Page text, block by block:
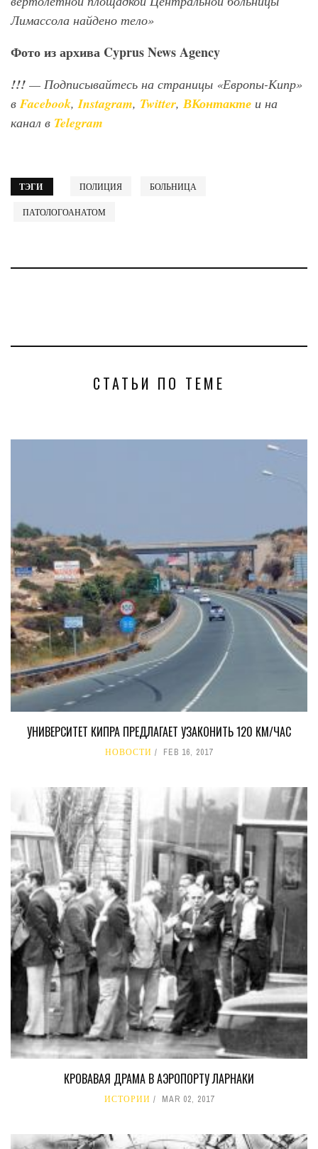
Лимассола найдено тело»
Фотоизархива Cyprus News Agency
!!! — Подписывайтесь на страницы «Европы-Кипр»
вFacebook,Instagram, Twitter, ВКонтакте и на
канал в Telegram
ТЭГИ ПОЛИЦИЯ БОЛЬНИЦА
ПАТОЛОГОАНАТОМ
СТАТЬИ ПО ТЕМЕ
УНИВЕРСИТЕТ КИПРА ПРЕДЛАГАЕТ УЗАКОНИТЬ 120 КМ/ЧАС
НОВОСТИ FEB 16, 2017
КРОВАВАЯ ДРАМА В АЭРОПОРТУ ЛАРНАКИ
ИСТОРИИ MAR 02, 2017